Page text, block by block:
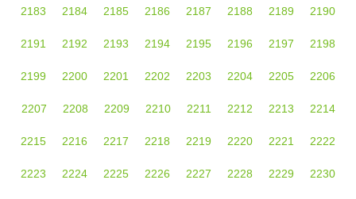
2183 2184 2185 2186 2187 2188 2189 2190
2191 2192 2193 2194 2195 2196 2197 2198
2199 2200 2201 2202 2203 2204 2205 2206
2207 2208 2209 2210 2211 2212 2213 2214
2215 2216 2217 2218 2219 2220 2221 2222
2223 2224 2225 2226 2227 2228 2229 2230